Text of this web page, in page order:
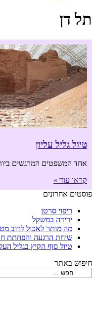
תל דן
טיול גליל עליון
אחד המשפטים המרגשים
קראו עוד »
פוסטים אחרונים
ריפוי סרטן
ירידה במשקל
מה מותר לאכול לרוב
שיחת הרגעה והפחתת
טיול סוף הקיץ בגליל
חיפוש באתר
Search: